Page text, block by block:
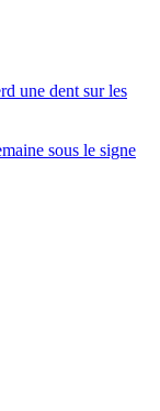
une dent sur les
sous le signe